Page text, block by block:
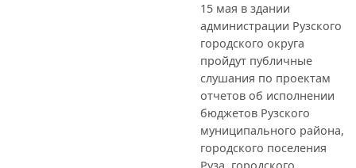
15 мая в здании
администрации Рузского
городского округа
пройдут публичные
слушания по проектам
отчетов об исполнении
бюджетов Рузского
муниципального района,
городского поселения